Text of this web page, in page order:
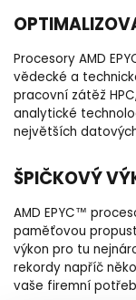
Procesory AMD
vědecké a
pracovní zátěž
analytické
největších
ŠPIČKOVÝ
AMD EPYC™
paměťovou
výkon pro tu
rekordy napříč
vaše firemní